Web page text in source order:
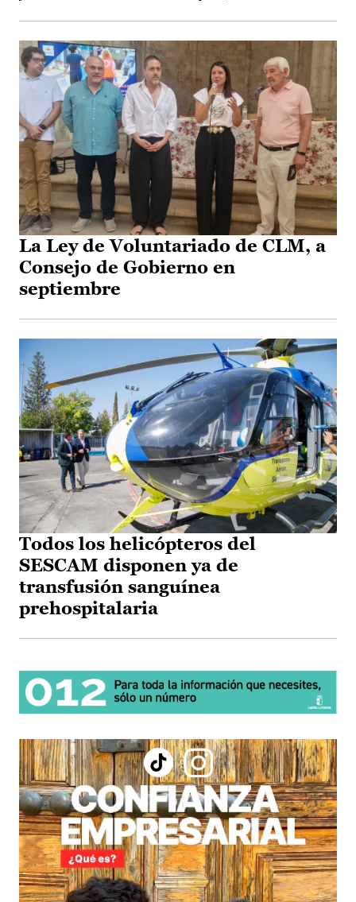
La Ley de Voluntariado de CLM, a
Consejo de Gobierno en
septiembre
Todos los helicópteros del
SESCAM disponen ya de
transfusión sanguínea
prehospitalaria